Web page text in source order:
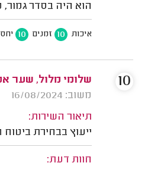
הוא היה בסדר גמור,
איכות 10 זמנים 10 יחס
שלומי מלול, שער
משוב: 16/08/2024
תיאור השירות:
ייעוץ בבחירת ביטוח
חוות דעת:
10